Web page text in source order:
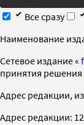
Все сразу
Наименование
Cетевое издание «
принятия решения
Адрес редакции,
Адрес редакции: